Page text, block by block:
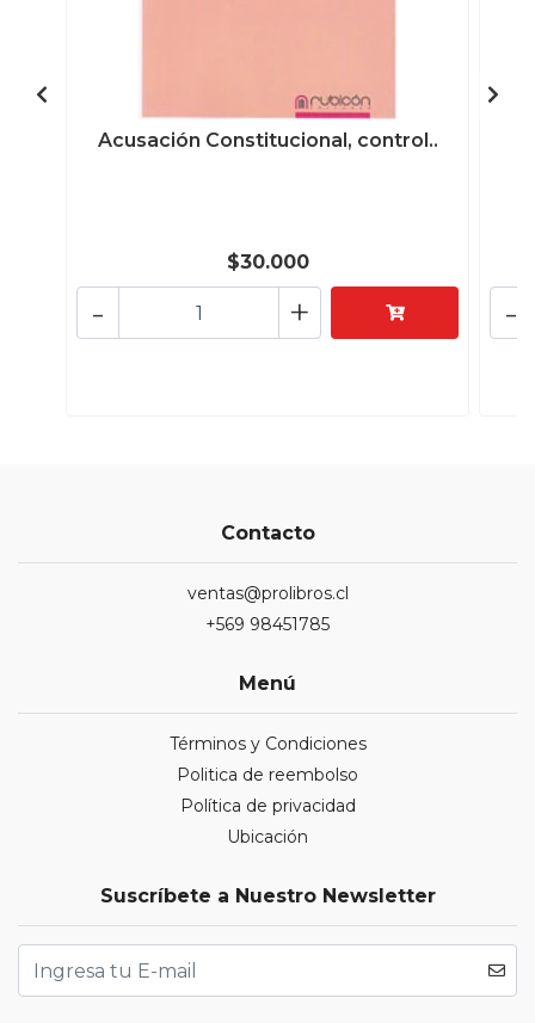
Acusación Constitucional, control..
$30.000
+
- -
Contacto
ventas@prolibros.cl
+569 98451785
Menú
Términos y Condiciones
Politica de reembolso
Política de privacidad
Ubicación
Suscríbete a Nuestro Newsletter